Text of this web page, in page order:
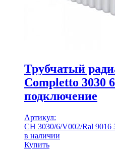
Трубчатый
Completto 3030
подключение
Артикул:
CH 3030/6/V002/Ral 9016
в наличии
Купить